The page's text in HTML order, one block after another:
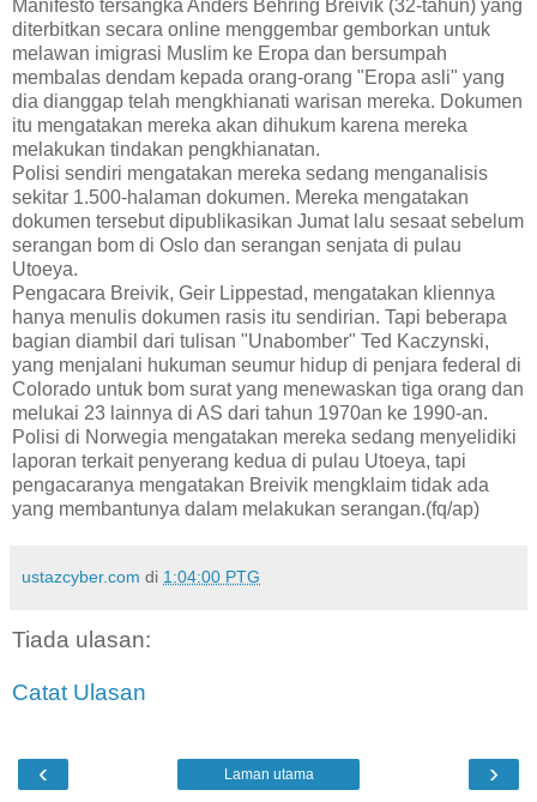
Manifesto tersangka Anders Behring Breivik (32-tahun) yang
diterbitkan secara online menggembar gemborkan untuk
melawan imigrasi Muslim ke Eropa dan bersumpah
membalas dendam kepada orang-orang "Eropa asli" yang
dia dianggap telah mengkhianati warisan mereka. Dokumen
itu mengatakan mereka akan dihukum karena mereka
melakukan tindakan pengkhianatan.
Polisi sendiri mengatakan mereka sedang menganalisis
sekitar 1.500-halaman dokumen. Mereka mengatakan
dokumen tersebut dipublikasikan Jumat lalu sesaat sebelum
serangan bom di Oslo dan serangan senjata di pulau
Utoeya.
Pengacara Breivik, Geir Lippestad, mengatakan kliennya
hanya menulis dokumen rasis itu sendirian. Tapi beberapa
bagian diambil dari tulisan "Unabomber" Ted Kaczynski,
yang menjalani hukuman seumur hidup di penjara federal di
Colorado untuk bom surat yang menewaskan tiga orang dan
melukai 23 lainnya di AS dari tahun 1970an ke 1990-an.
Polisi di Norwegia mengatakan mereka sedang menyelidiki
laporan terkait penyerang kedua di pulau Utoeya, tapi
pengacaranya mengatakan Breivik mengklaim tidak ada
yang membantunya dalam melakukan serangan.(fq/ap)
ustazcyber.com di 1:04:00 PTG
Tiada ulasan:
Catat Ulasan
‹ ›
Laman utama